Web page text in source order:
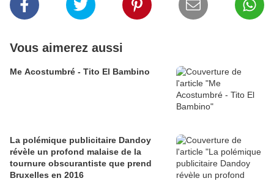
Vous aimerez aussi
Me Acostumbré - Tito El Bambino
La polémique publicitaire Dandoy
révèle un profond malaise de la
tournure obscurantiste que prend
Bruxelles en 2016